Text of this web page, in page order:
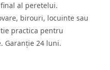
al peretelui.
birouri, locuinte sau
practica pentru
Garanție 24 luni.